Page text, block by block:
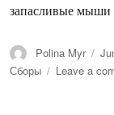
запасливые мыши
Author
Polina Myr
on
Сборы
Leave a